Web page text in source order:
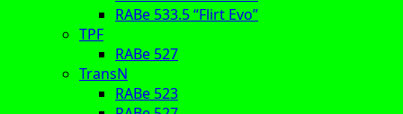
RABe 533.5 “Flirt Evo”
TPF
RABe 527
TransN
RABe 523